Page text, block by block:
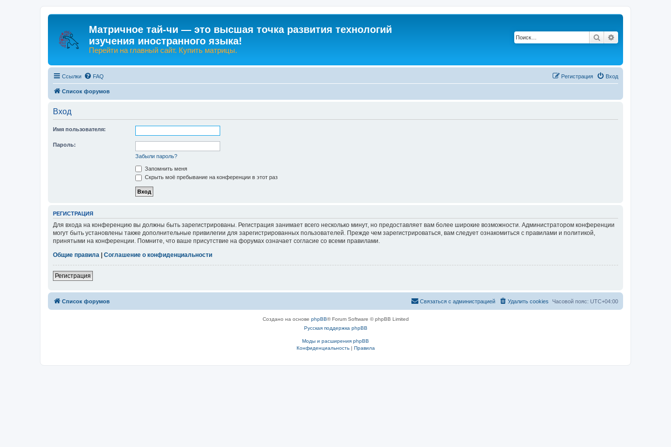
Матричное тай-чи — это высшая точка развития технологий
изучения иностранного языка!
Перейти на главный сайт. Купить матрицы.
Поиск
Ссылки FAQ Вход
Регистрация
Список форумов
Вход
Имя пользователя:
Пароль:
Забыли пароль?
Запомнить меня
Скрыть моё пребывание на конференции в этот раз
РЕГИСТРАЦИЯ
Для входа на конференцию вы должны быть зарегистрированы. Регистрация занимает всего несколько минут, но предоставляет вам более широкие возможности. Администратором конференции
могут быть установлены также дополнительные привилегии для зарегистрированных пользователей. Прежде чем зарегистрироваться, вам следует ознакомиться с правилами и политикой,
принятыми на конференции. Помните, что ваше присутствие на форумах означает согласие со всеми правилами.
Общие правила
Соглашение о конфиденциальности
Регистрация
Список форумов Часовой пояс: UTC+04:00
Удалить cookies
Связаться с администрацией
Создано на основе phpBB® Forum Software © phpBB Limited
Русская поддержка phpBB
Моды и расширения phpBB
Конфиденциальность| Правила